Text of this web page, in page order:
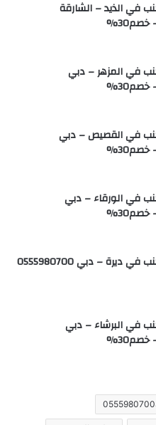
في الذيد – الشارقة
في المزهر – دبي
في القصيص – دبي
في الورقاء – دبي
شركة تنظيف كنب في ديرة – دبي 0555980700
في البرشاء – دبي